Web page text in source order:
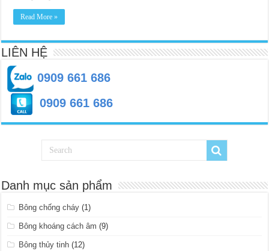
Read More »
LIÊN HỆ
0909 661 686
0909 661 686
Danh mục sản phẩm
Bông chống cháy (1)
Bông khoáng cách âm (9)
Bông thủy tinh (12)